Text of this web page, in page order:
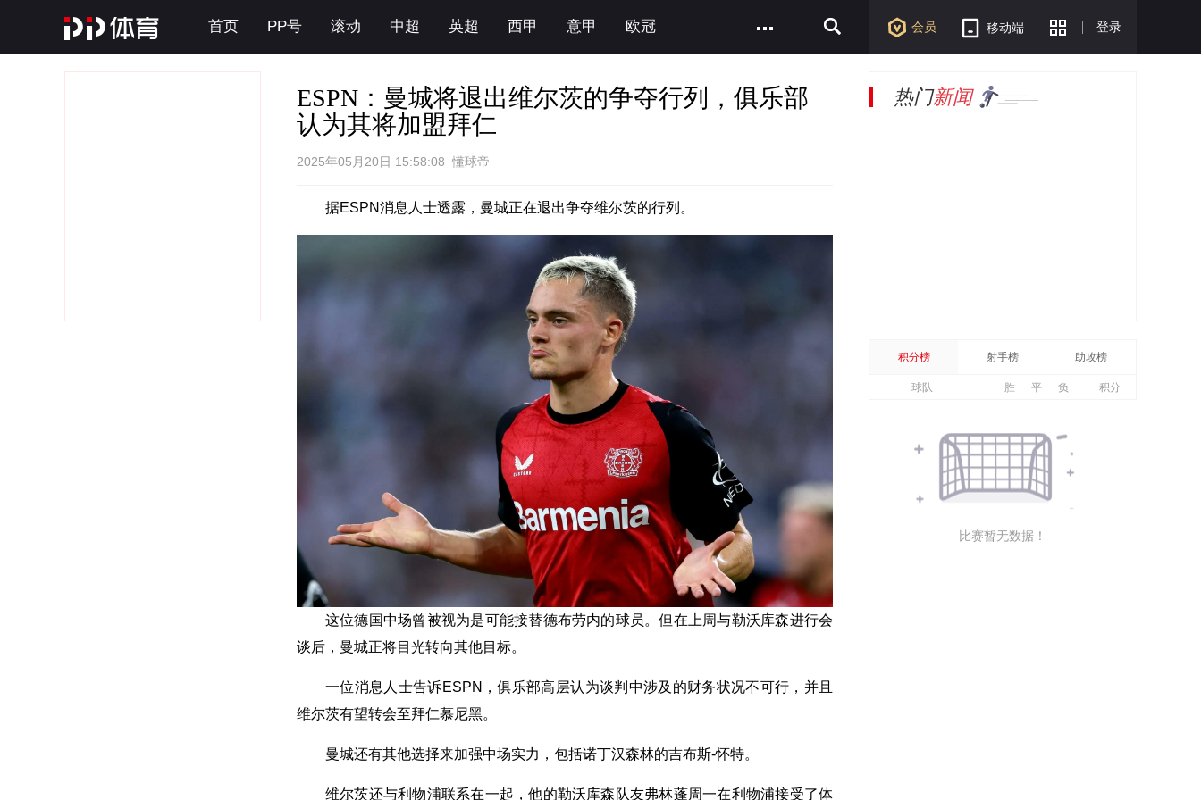
首页 PP号 滚动 中超 英超 西甲 意甲 欧冠 会员 移动端 登录
ESPN：曼城将退出维尔茨的争夺行列，俱乐部
认为其将加盟拜仁
2025年05月20日 15:58:08 懂球帝
据ESPN消息人士透露，曼城正在退出争夺维尔茨的行列。
这位德国中场曾被视为是可能接替德布劳内的球员。但在上周与勒沃库森进行会
谈后，曼城正将目光转向其他目标。
一位消息人士告诉ESPN，俱乐部高层认为谈判中涉及的财务状况不可行，并且
维尔茨有望转会至拜仁慕尼黑。
曼城还有其他选择来加强中场实力，包括诺丁汉森林的吉布斯-怀特。
维尔茨还与利物浦联系在一起，他的勒沃库森队友弗林蓬周一在利物浦接受了体
热门新闻
积分榜 射手榜 助攻榜
球队 胜 平 负 积分
比赛暂无数据！